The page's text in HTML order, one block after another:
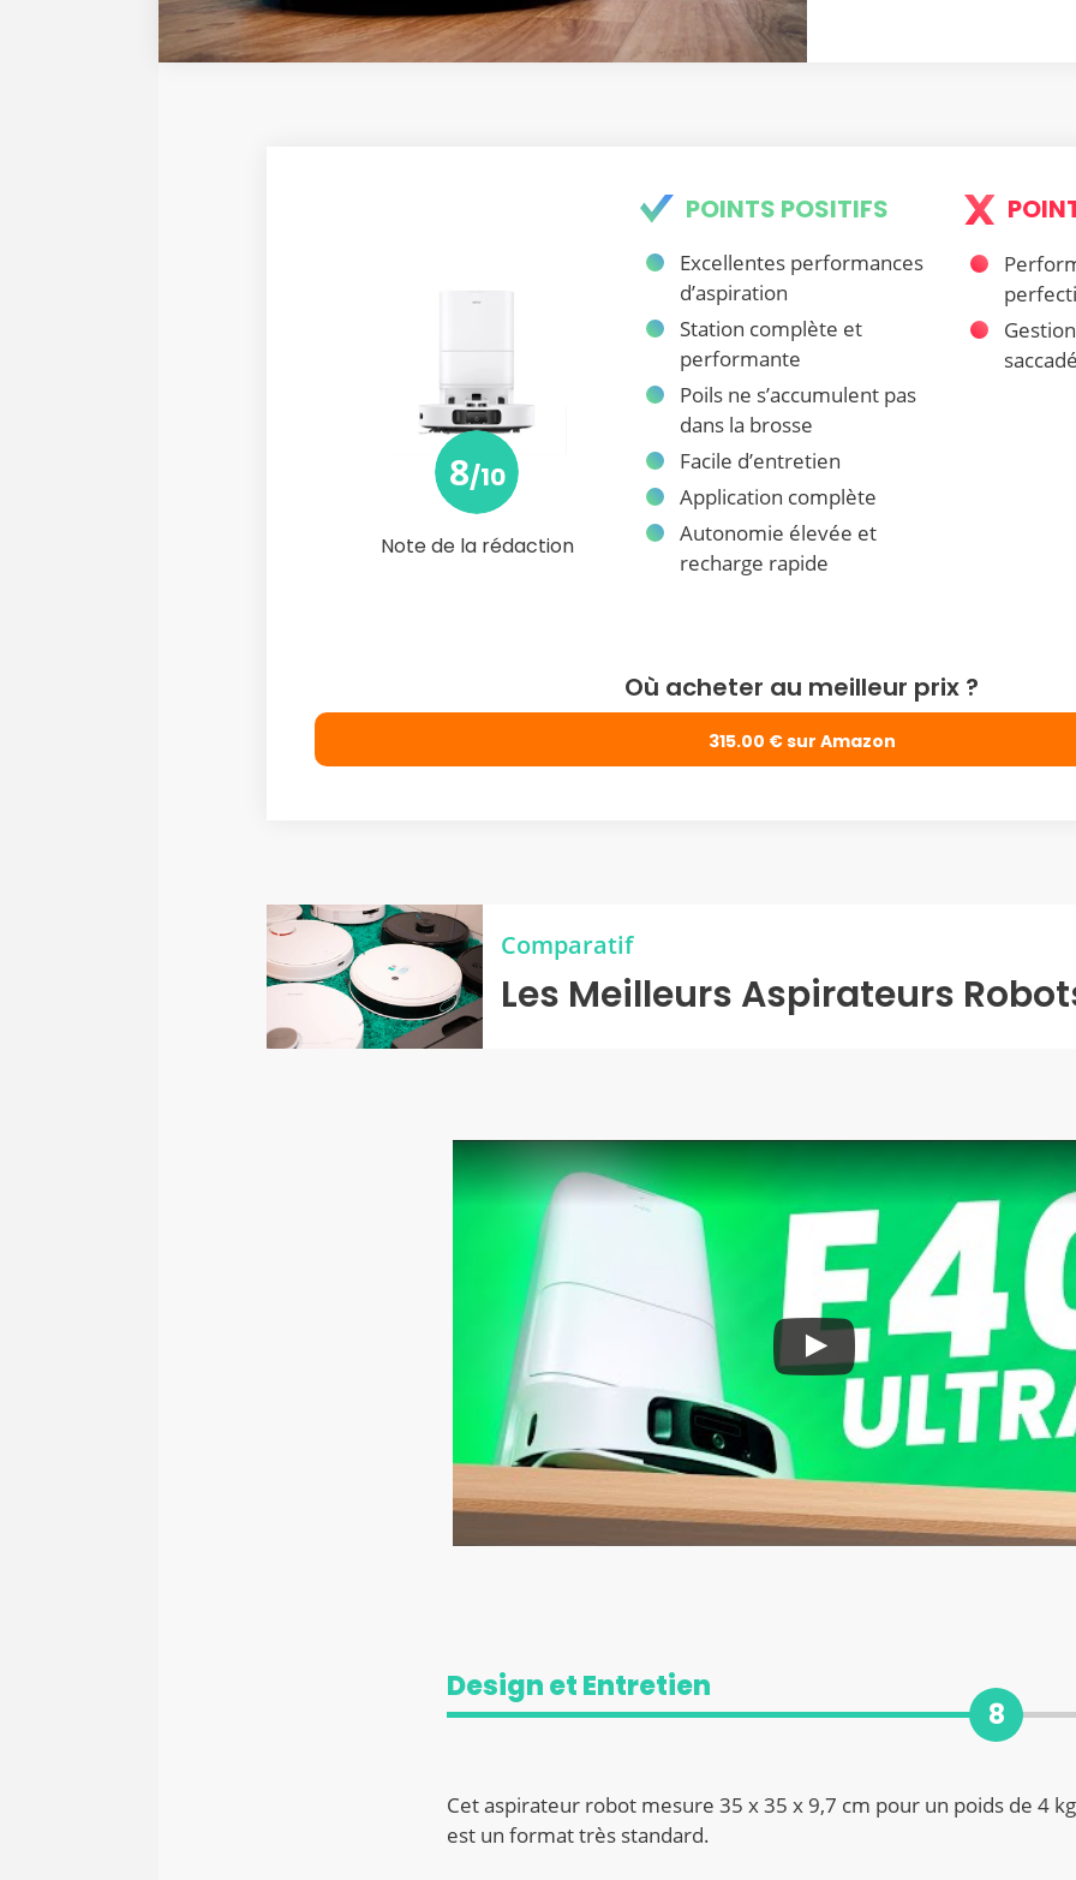
8/10
Note de la rédaction
Où acheter au meilleur prix ?
315.00 € sur Amazon
POINTS POSITIFS
Excellentes performances
d’aspiration
Station complète et
performante
Poils ne s’accumulent pas
dans la brosse
Facile d’entretien
Application complète
Autonomie élevée et
recharge rapide
Comparatif
Les Meilleurs Aspirateurs
Design et Entretien
8
Cet aspirateur robot mesure 35 x 35 x 9,7 cm pour un poids de 4
est un format très standard.